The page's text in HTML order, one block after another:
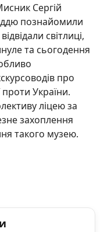
Сергій
познайомили
світлиці,
та сьогодення
про
проти України.
ліцею за
захоплення
такого музею.